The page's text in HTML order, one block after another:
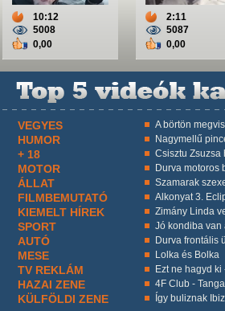
10:12
5008
0,00
2:11
5087
0,00
VEGYES A börtön
HUMOR Nagymellű
+ 18 Csisztu Zsuzsa
MOTOR Durva motoros
ÁLLAT Szamarak
FILMBEMUTATÓ Alkonyat 3.
KIEMELT HÍREK Zimány Linda
SPORT Jó kondiba van
AUTÓ Durva frontális
MESE Lolka és Bolka
TV REKLÁM Ezt ne hagyd ki
HAZAI ZENE 4F Club - Tanga
KÜLFÖLDI ZENE Így buliznak